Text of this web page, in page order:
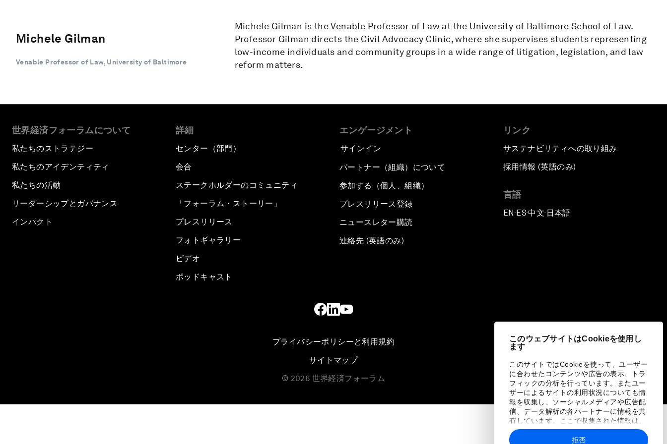
このウェブサイトはCookieを使用し
ます
このサイトではCookieを使って、ユーザー
に合わせたコンテンツや広告の表示、トラ
フィックの分析を行っています。またユー
ザーによるサイトの利用状況についても情
報を収集し、ソーシャルメディアや広告配
信、データ解析の各パートナーに情報を共
有しています。ここで収集された情報は、
ユーザーが各パートナーに提供した他の情
報や各パートナーのサービスを使用した際
拒否
Michele Gilman
Venable Professor of Law, University of Baltimore
Michele Gilman is the Venable Professor of Law at the University of Baltimore School of Law.
Professor Gilman directs the Civil Advocacy Clinic, where she supervises students representing
low-income individuals and community groups in a wide range of litigation, legislation, and law
reform matters.
世界経済フォーラムについて
私たちのストラテジー
私たちのアイデンティティ
私たちの活動
リーダーシップとガバナンス
インパクト
詳細
センター（部門）
会合
ステークホルダーのコミュニティ
「フォーラム・ストーリー」
プレスリリース
フォトギャラリー
ビデオ
ポッドキャスト
エンゲージメント
サインイン
パートナー（組織）について
参加する（個人、組織）
プレスリリース登録
ニュースレター購読
連絡先 (英語のみ)
リンク
サステナビリティへの取り組み
採用情報 (英語のみ)
言語
EN ▪ES▪中文▪ 日本語
プライバシーポリシーと利用規約
サイトマップ
© 2026 世界経済フォーラム